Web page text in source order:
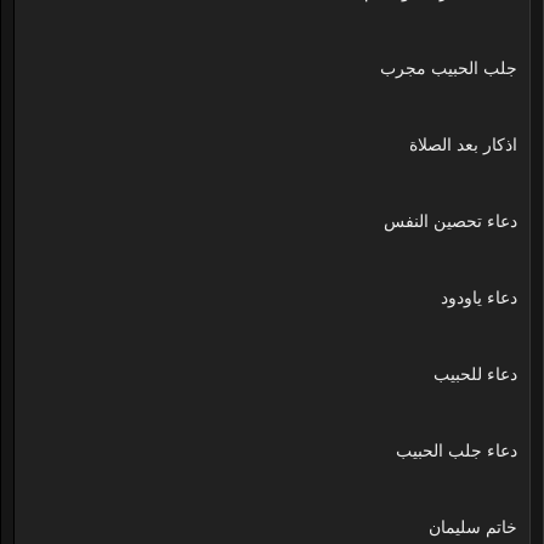
جلب الحبيب مجرب
اذكار بعد الصلاة
دعاء تحصين النفس
دعاء ياودود
دعاء للحبيب
دعاء جلب الحبيب
خاتم سليمان